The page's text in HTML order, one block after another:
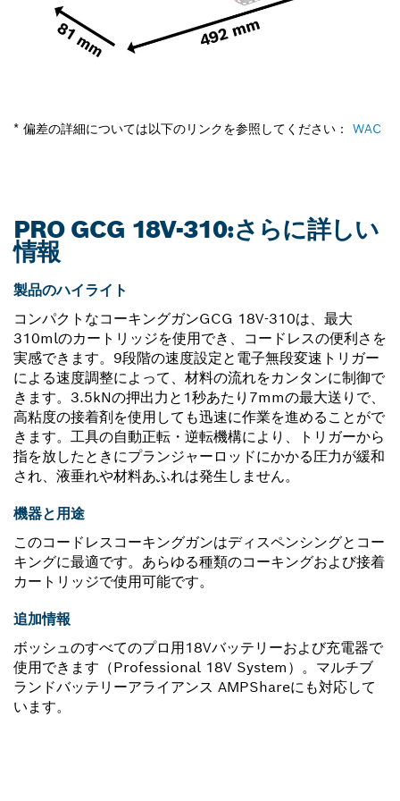
* 偏差の詳細については以下のリンクを参照してください： WAC
PRO GCG 18V-310:さらに詳しい
情報
製品のハイライト
コンパクトなコーキングガンGCG 18V-310は、最大
310mlのカートリッジを使用でき、コードレスの便利さを
実感できます。9段階の速度設定と電子無段変速トリガー
による速度調整によって、材料の流れをカンタンに制御で
きます。3.5kNの押出力と1秒あたり7mmの最大送りで、
高粘度の接着剤を使用しても迅速に作業を進めることがで
きます。工具の自動正転・逆転機構により、トリガーから
指を放したときにプランジャーロッドにかかる圧力が緩和
され、液垂れや材料あふれは発生しません。
機器と用途
このコードレスコーキングガンはディスペンシングとコー
キングに最適です。あらゆる種類のコーキングおよび接着
カートリッジで使用可能です。
追加情報
ボッシュのすべてのプロ用18Vバッテリーおよび充電器で
使用できます（Professional 18V System）。マルチブ
ランドバッテリーアライアンス AMPShareにも対応して
います。